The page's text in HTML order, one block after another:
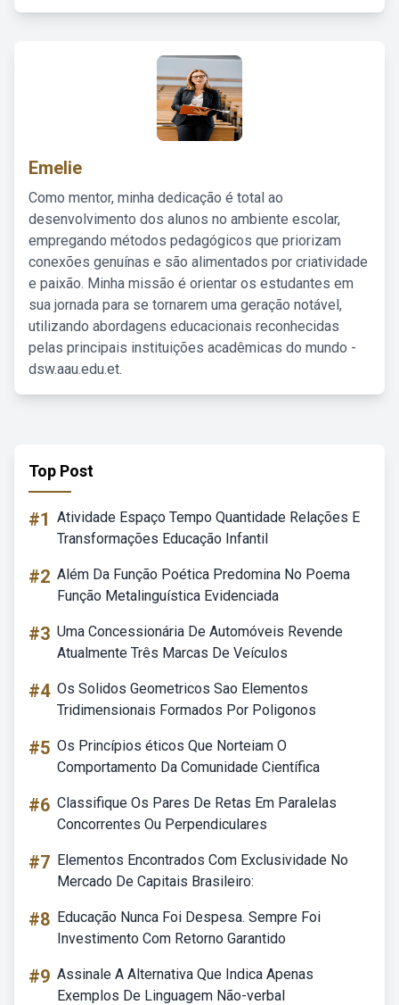
Emelie
Como mentor, minha dedicação é total ao
desenvolvimento dos alunos no ambiente escolar,
empregando métodos pedagógicos que priorizam
conexões genuínas e são alimentados por criatividade
e paixão. Minha missão é orientar os estudantes em
sua jornada para se tornarem uma geração notável,
utilizando abordagens educacionais reconhecidas
pelas principais instituições acadêmicas do mundo -
dsw.aau.edu.et.
Top Post
#1 Atividade Espaço Tempo Quantidade Relações E
Transformações Educação Infantil
#2 Além Da Função Poética Predomina No Poema
Função Metalinguística Evidenciada
#3 Uma Concessionária De Automóveis Revende
Atualmente Três Marcas De Veículos
#4 Os Solidos Geometricos Sao Elementos
Tridimensionais Formados Por Poligonos
#5 Os Princípios éticos Que Norteiam O
Comportamento Da Comunidade Científica
#6 Classifique Os Pares De Retas Em Paralelas
Concorrentes Ou Perpendiculares
#7 Elementos Encontrados Com Exclusividade No
Mercado De Capitais Brasileiro:
#8 Educação Nunca Foi Despesa. Sempre Foi
Investimento Com Retorno Garantido
#9 Assinale A Alternativa Que Indica Apenas
Exemplos De Linguagem Não-verbal